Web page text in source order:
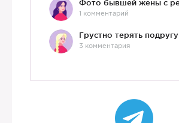
1 комментарий
Грустно терять подругу
3 комментария